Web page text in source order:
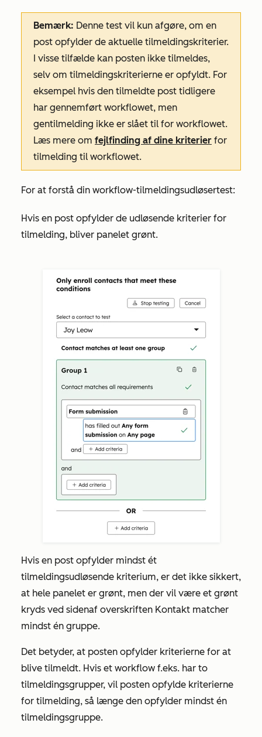
Bemærk: Denne test vil kun afgøre, om en
post opfylder de aktuelle tilmeldingskriterier.
I visse tilfælde kan posten ikke tilmeldes,
selv om tilmeldingskriterierne er opfyldt. For
eksempel hvis den tilmeldte post tidligere
har gennemført workflowet, men
gentilmelding ikke er slået til for workflowet.
Læs mere om fejlfinding af dine kriterier for
tilmelding til workflowet.
For at forstå din workflow-tilmeldingsudløsertest:
Hvis en post opfylder de udløsende kriterier for
tilmelding, bliver panelet grønt.
Hvis en post opfylder mindst ét
tilmeldingsudløsende kriterium, er det ikke sikkert,
at hele panelet er grønt, men der vil være et grønt
kryds ved sidenaf overskriften Kontakt matcher
mindst én gruppe.
Det betyder, at posten opfylder kriterierne for at
blive tilmeldt. Hvis et workflow f.eks. har to
tilmeldingsgrupper, vil posten opfylde kriterierne
for tilmelding, så længe den opfylder mindst én
tilmeldingsgruppe.